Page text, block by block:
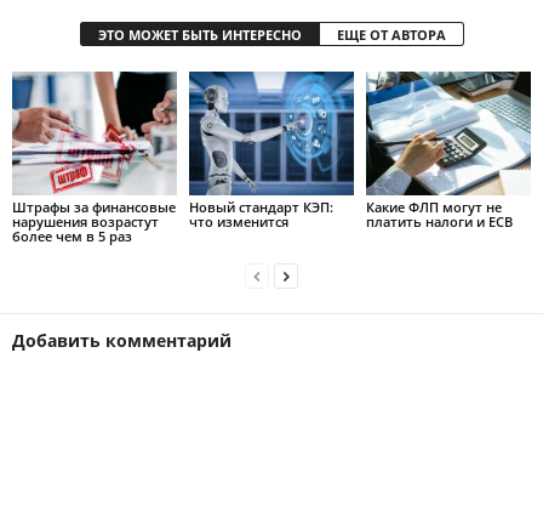
ЭТО МОЖЕТ БЫТЬ ИНТЕРЕСНО ЕЩЕ ОТ АВТОРА
Штрафы за финансовые
нарушения возрастут
более чем в 5 раз
Новый стандарт КЭП:
что изменится
Какие ФЛП могут не
платить налоги и ЕСВ
Добавить комментарий